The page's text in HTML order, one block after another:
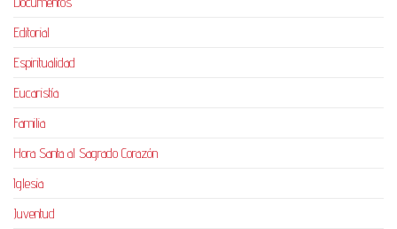
Editorial
Espiritualidad
Eucaristía
Familia
Hora Santa al Sagrado Corazón
Iglesia
Juventud